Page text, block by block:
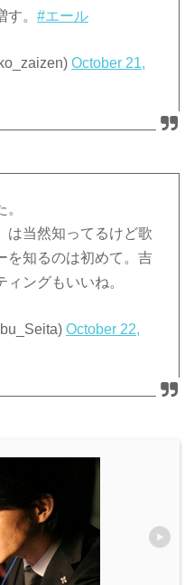
す。#エール
October 21,
は当然知ってるけど歌
を知るのは初めて。吉
ングもいいね。
October 22,